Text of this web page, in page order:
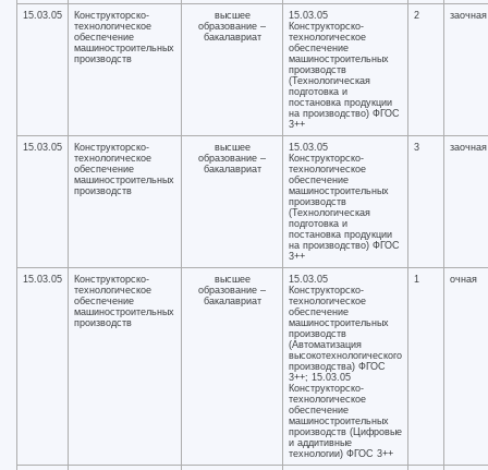
15.03.05
Конструкторско-
технологическое
обеспечение
машиностроительных
производств
высшее
образование –
бакалавриат
15.03.05
Конструкторско-
технологическое
обеспечение
машиностроительных
производств
(Технологическая
подготовка и
постановка продукции
на производство) ФГОС
3++
2 заочная
15.03.05
Конструкторско-
технологическое
обеспечение
машиностроительных
производств
высшее
образование –
бакалавриат
15.03.05
Конструкторско-
технологическое
обеспечение
машиностроительных
производств
(Технологическая
подготовка и
постановка продукции
на производство) ФГОС
3++
3 заочная
15.03.05
Конструкторско-
технологическое
обеспечение
машиностроительных
производств
высшее
образование –
бакалавриат
15.03.05
Конструкторско-
технологическое
обеспечение
машиностроительных
производств
(Автоматизация
высокотехнологического
производства) ФГОС
3++; 15.03.05
Конструкторско-
технологическое
обеспечение
машиностроительных
производств (Цифровые
и аддитивные
технологии) ФГОС 3++
1 очная